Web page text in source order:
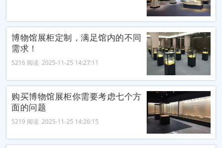
博物馆展柜定制，满足馆内的不同
需求！
5216 阅读 2025-11-25 14:27:11
购买博物馆展柜你需要考虑七个方
面的问题
5219 阅读 2025-11-25 14:26:15